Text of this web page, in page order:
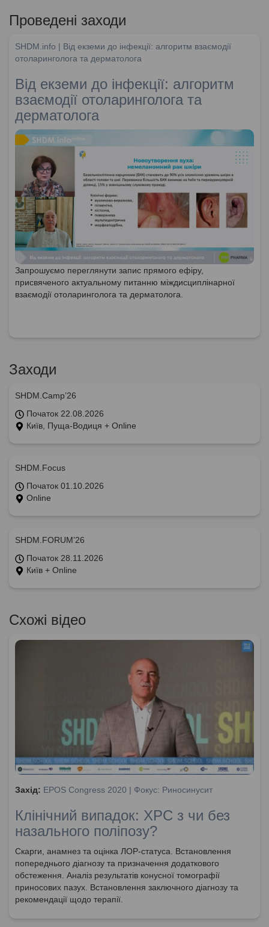
Проведені заходи
SHDM.info | Від екземи до інфекції: алгоритм взаємодії
отоларинголога та дерматолога
Від екземи до інфекції: алгоритм
взаємодії отоларинголога та
дерматолога
Запрошуємо переглянути запис прямого ефіру,
присвяченого актуальному питанню міждисциплінарної
взаємодії отоларинголога та дерматолога.
Заходи
SHDM.Camp’26
Початок 22.08.2026
Київ, Пуща-Водиця + Online
SHDM.Focus
Початок 01.10.2026
Online
SHDM.FORUM’26
Початок 28.11.2026
Київ + Online
Схожі відео
Захід: EPOS Congress 2020 | Фокус: Риносинусит
Клінічний випадок: ХРС з чи без
назального поліпозу?
Скарги, анамнез та оцінка ЛОР-статуса. Встановлення
попереднього діагнозу та призначення додаткового
обстеження. Аналіз результатів конусної томографії
приносових пазух. Встановлення заключного діагнозу та
рекомендації щодо терапії.